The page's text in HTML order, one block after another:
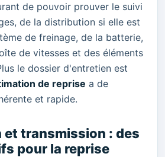
de pouvoir prouver le suivi
de la distribution si elle est
de freinage, de la batterie,
de vitesses et des éléments
le dossier d'entretien est
de reprise a de
et rapide.
transmission : des
pour la reprise